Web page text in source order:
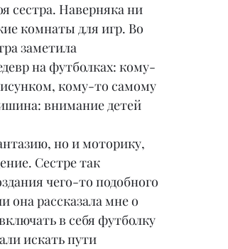
сестра. Наверняка ни
комнаты для игр. Во
заметила
на футболках: кому-
кому-то самому
внимание детей
но и моторику,
Сестре так
чего-то подобного
она рассказала мне о
в себя футболку
искать пути